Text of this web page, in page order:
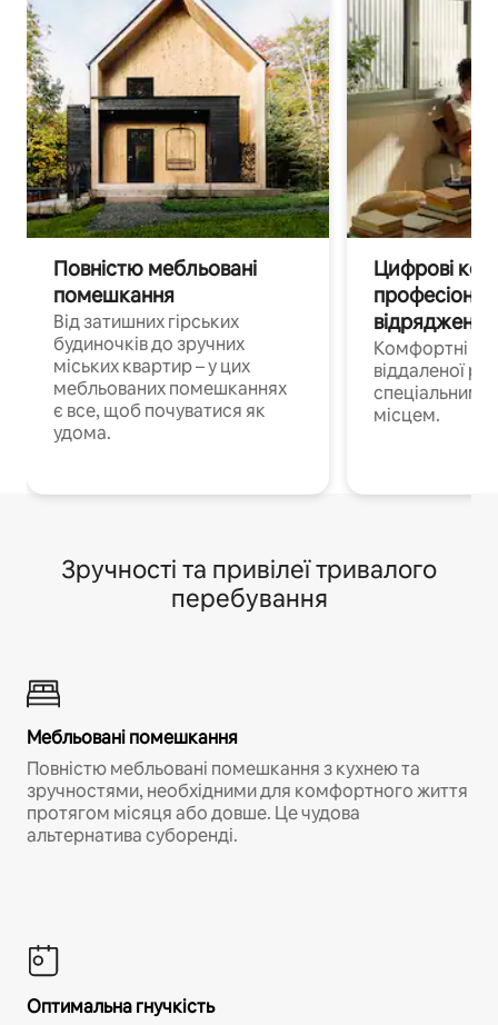
Повністю мебльовані
помешкання
Від затишних гірських
будиночків до зручних
міських квартир – у цих
мебльованих помешканнях
є все, щоб почуватися як
удома.
Цифрові
Комфортні
віддаленої
спеціальним
місцем.
Зручності та привілеї тривалого
перебування
Мебльовані помешкання
Повністю мебльовані помешкання з кухнею та
зручностями, необхідними для комфортного життя
протягом місяця або довше. Це чудова
альтернатива суборенді.
Оптимальна гнучкість